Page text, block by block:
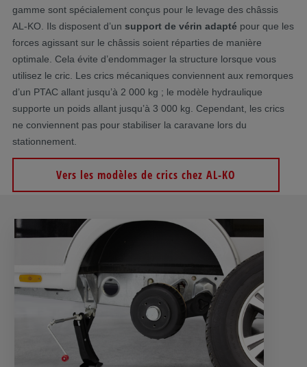
gamme sont spécialement conçus pour le levage des châssis
AL-KO. Ils disposent d’un support de vérin adapté pour que les
forces agissant sur le châssis soient réparties de manière
optimale. Cela évite d’endommager la structure lorsque vous
utilisez le cric. Les crics mécaniques conviennent aux remorques
d’un PTAC allant jusqu’à 2 000 kg ; le modèle hydraulique
supporte un poids allant jusqu’à 3 000 kg. Cependant, les crics
ne conviennent pas pour stabiliser la caravane lors du
stationnement.
Vers les modèles de crics chez AL-KO